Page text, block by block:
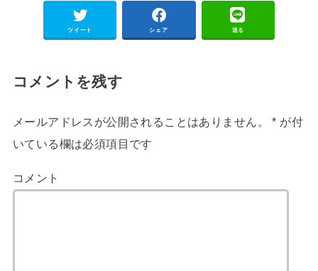
ツイート シェア 送る
コメントを残す
メールアドレスが公開されることはありません。 * が付
いている欄は必須項目です
コメント